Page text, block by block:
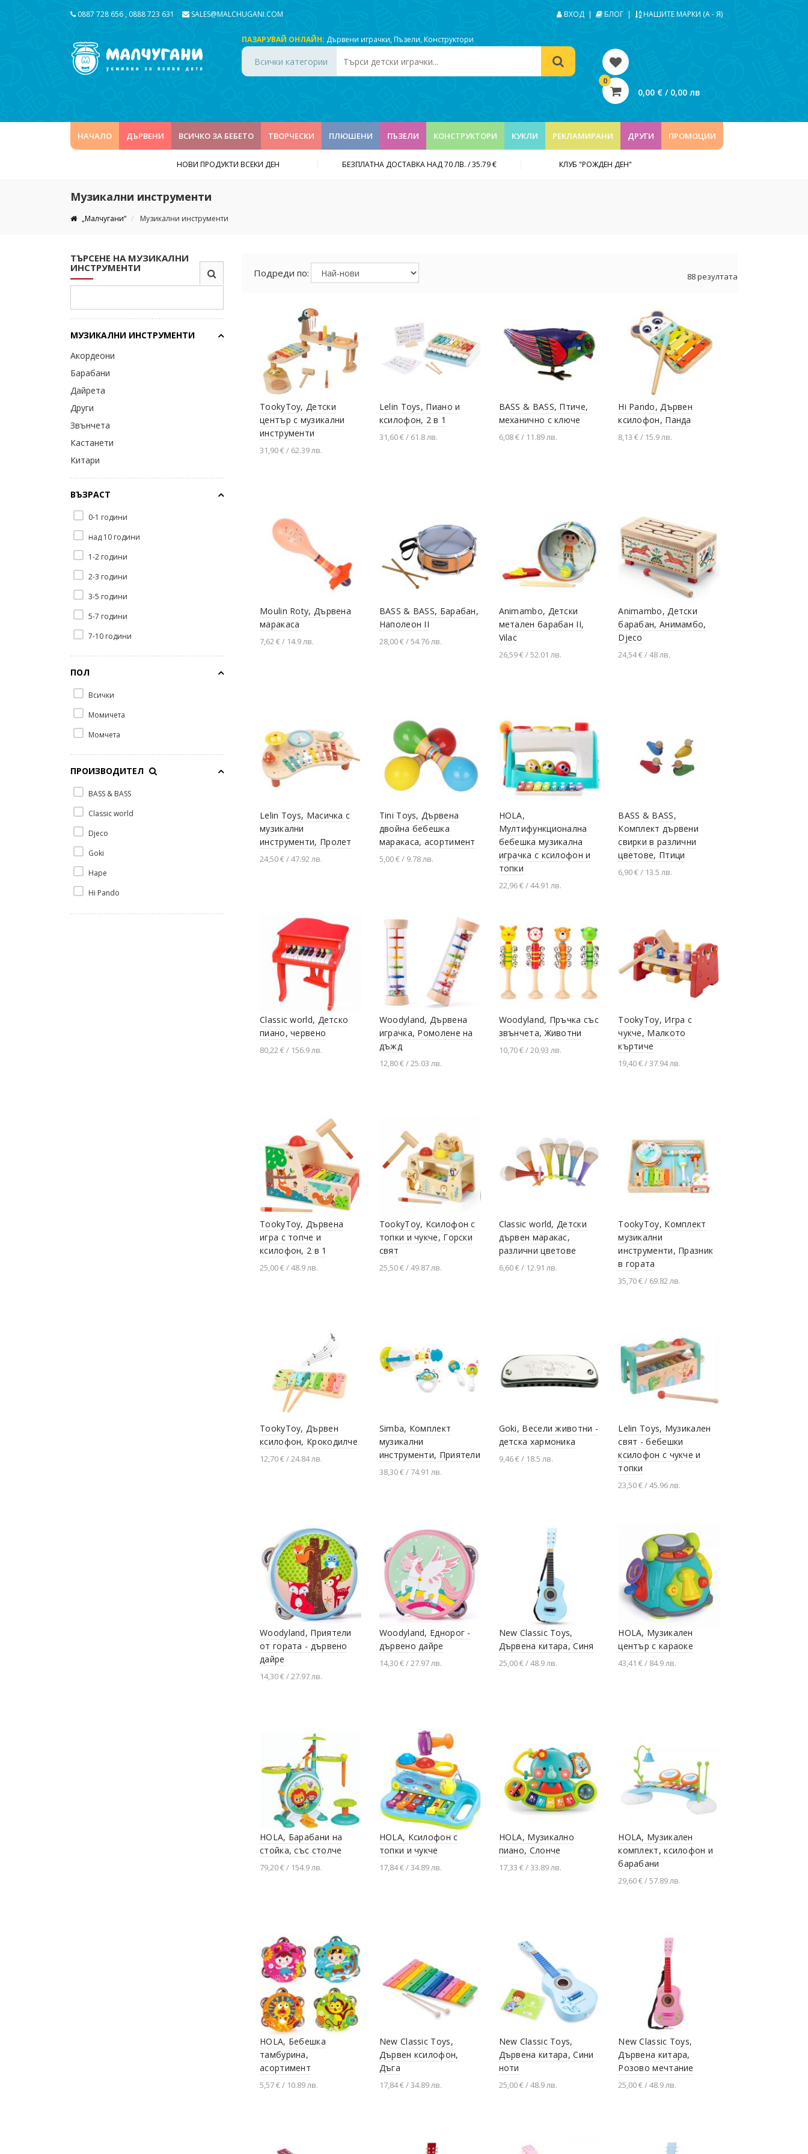
0887 728 656 , 0888 723 631 SALES@MALCHUGANI.COM ВХОД | БЛОГ | НАШИТЕ МАРКИ (А - Я)
ПАЗАРУВАЙ ОНЛАЙН: Дървени играчки,Пъзели,Конструктори
Всички категории
0
0,00 € / 0,00 лв
НАЧАЛО ДЪРВЕНИ ВСИЧКО ЗА БЕБЕТО ТВОРЧЕСКИ ПЛЮШЕНИ ПЪЗЕЛИ КОНСТРУКТОРИ КУКЛИ РЕКЛАМИРАНИ ДРУГИ ПРОМОЦИИ
НОВИ ПРОДУКТИ ВСЕКИ ДЕН БЕЗПЛАТНА ДОСТАВКА НАД 70 ЛВ. / 35.79 € КЛУБ "РОЖДЕН ДЕН"
Музикални инструменти
„Малчугани“ Музикални инструменти
ТЪРСЕНЕ НА МУЗИКАЛНИ
ИНСТРУМЕНТИ
МУЗИКАЛНИ ИНСТРУМЕНТИ
Акордеони
Барабани
Дайрета
Други
Звънчета
Кастанети
Китари
Кречетала
Ксилофони
Маракаси
Пиана и синтезатори
Свирки
Хармоники
ВЪЗРАСТ
0-1 години
над 10 години
1-2 години
2-3 години
3-5 години
5-7 години
7-10 години
ПОЛ
Всички
Момичета
Момчета
ПРОИЗВОДИТЕЛ
BASS & BASS
Classic world
Djeco
Goki
Hape
Hi Pando
HOLA
Подреди по: 88 резултата
TookyToy, Детски
център с музикални
инструменти
31,90 € / 62.39 лв.
Lelin Toys, Пиано и
ксилофон, 2 в 1
31,60 € / 61.8 лв.
BASS & BASS, Птиче,
механично с ключе
6,08 € / 11.89 лв.
Hi Pando, Дървен
ксилофон, Панда
8,13 € / 15.9 лв.
Moulin Roty, Дървена
маракаса
7,62 € / 14.9 лв.
BASS & BASS, Барабан,
Наполеон II
28,00 € / 54.76 лв.
Animambo, Детски
метален барабан II,
Vilac
26,59 € / 52.01 лв.
Animambo, Детски
барабан, Анимамбо,
Djeco
24,54 € / 48 лв.
Lelin Toys, Mасичка с
музикални
инструменти, Пролет
24,50 € / 47.92 лв.
Tini Toys, Дървена
двойна бебешка
маракаса, асортимент
5,00 € / 9.78 лв.
HOLA,
Мултифункционална
бебешка музикална
играчка с ксилофон и
топки
22,96 € / 44.91 лв.
BASS & BASS,
Комплект дървени
свирки в различни
цветове, Птици
6,90 € / 13.5 лв.
Classic world, Детско
пиано, червено
80,22 € / 156.9 лв.
Woodyland, Дървена
играчка, Ромолене на
дъжд
12,80 € / 25.03 лв.
Woodyland, Пръчка със
звънчета, Животни
10,70 € / 20.93 лв.
TookyToy, Игра с
чукче, Малкото
къртиче
19,40 € / 37.94 лв.
TookyToy, Дървена
игра с топче и
ксилофон, 2 в 1
25,00 € / 48.9 лв.
TookyToy, Ксилофон с
топки и чукче, Горски
свят
25,50 € / 49.87 лв.
Classic world, Детски
дървен маракас,
различни цветове
6,60 € / 12.91 лв.
TookyToy, Комплект
музикални
инструменти, Празник
в гората
35,70 € / 69.82 лв.
TookyToy, Дървен
ксилофон, Крокодилче
12,70 € / 24.84 лв.
Simba, Комплект
музикални
инструменти, Приятели
38,30 € / 74.91 лв.
Goki, Весели животни -
детска хармоника
9,46 € / 18.5 лв.
Lelin Toys, Музикален
свят - бебешки
ксилофон с чукче и
топки
23,50 € / 45.96 лв.
Woodyland, Приятели
от гората - дървено
дайре
14,30 € / 27.97 лв.
Woodyland, Еднорог -
дървено дайре
14,30 € / 27.97 лв.
New Classic Toys,
Дървена китара, Синя
25,00 € / 48.9 лв.
HOLA, Музикален
център с караоке
43,41 € / 84.9 лв.
HOLA, Барабани на
стойка, със столче
79,20 € / 154.9 лв.
HOLA, Ксилофон с
топки и чукче
17,84 € / 34.89 лв.
HOLA, Музикалнo
пиано, Слонче
17,33 € / 33.89 лв.
HOLA, Музикален
комплект, ксилофон и
барабани
29,60 € / 57.89 лв.
HOLA, Бебешкa
тамбурина,
асортимент
5,57 € / 10.89 лв.
New Classic Toys,
Дървен ксилофон,
Дъга
17,84 € / 34.89 лв.
New Classic Toys,
Дървена китара, Сини
ноти
25,00 € / 48.9 лв.
New Classic Toys,
Дървена китара,
Розово мечтание
25,00 € / 48.9 лв.